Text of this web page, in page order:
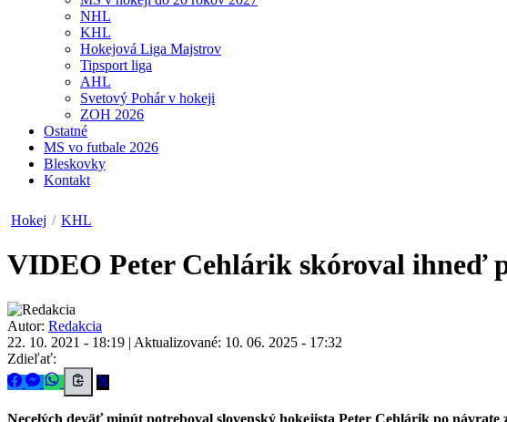
NHL
KHL
Hokejová Liga Majstrov
Tipsport liga
AHL
Svetový Pohár v hokeji
ZOH 2026
Ostatné
MS vo futbale 2026
Bleskovky
Kontakt
Hokej / KHL
VIDEO Peter Cehlárik skóroval ihneď
Autor: Redakcia
22. 10. 2021 - 18:19 | Aktualizované: 10. 06. 2025 - 17:32
Zdieľať:
Necelých deväť minút potreboval slovenský hokejista Peter Cehlárik po návrate